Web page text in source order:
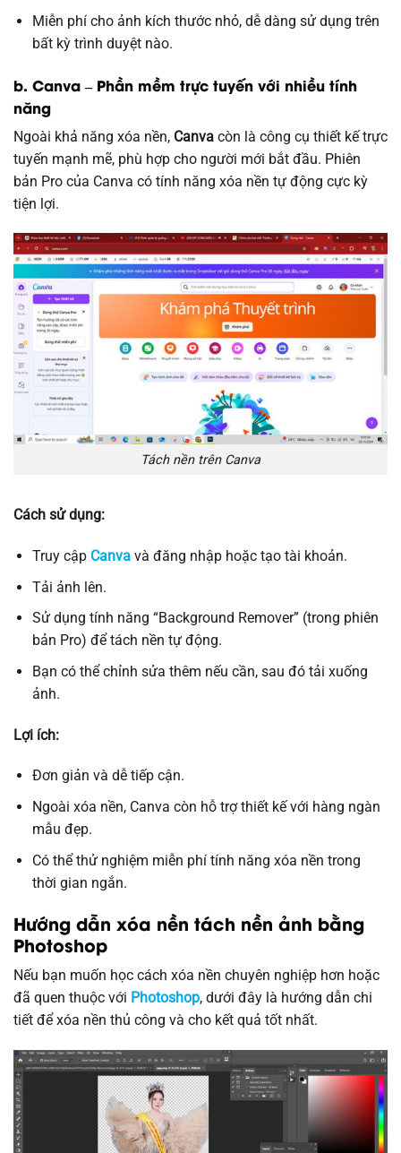
Miễn phí cho ảnh kích thước nhỏ, dễ dàng sử dụng trên
bất kỳ trình duyệt nào.
b. Canva – Phần mềm trực tuyến với nhiều tính
năng
Ngoài khả năng xóa nền, Canva còn là công cụ thiết kế trực
tuyến mạnh mẽ, phù hợp cho người mới bắt đầu. Phiên
bản Pro của Canva có tính năng xóa nền tự động cực kỳ
tiện lợi.
Tách nền trên Canva
Cách sử dụng:
Truy cập Canvavà đăng nhập hoặc tạo tài khoản.
Tải ảnh lên.
Sử dụng tính năng “Background Remover” (trong phiên
bản Pro) để tách nền tự động.
Bạn có thể chỉnh sửa thêm nếu cần, sau đó tải xuống
ảnh.
Lợi ích:
Đơn giản và dễ tiếp cận.
Ngoài xóa nền, Canva còn hỗ trợ thiết kế với hàng ngàn
mẫu đẹp.
Có thể thử nghiệm miễn phí tính năng xóa nền trong
thời gian ngắn.
Hướng dẫn xóa nền tách nền ảnh bằng
Photoshop
Nếu bạn muốn học cách xóa nền chuyên nghiệp hơn hoặc
đã quen thuộc với Photoshop, dưới đây là hướng dẫn chi
tiết để xóa nền thủ công và cho kết quả tốt nhất.